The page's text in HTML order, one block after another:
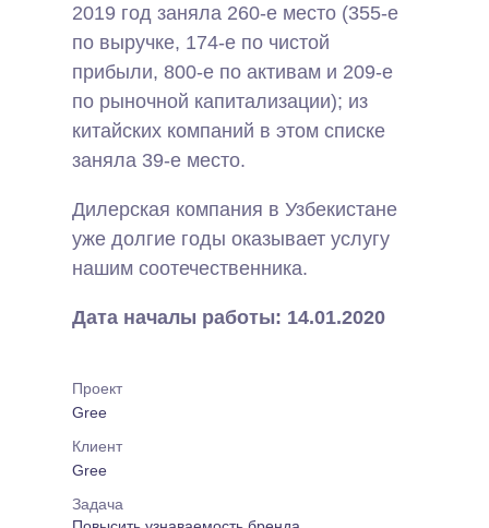
2019 год заняла 260-е место (355-е
по выручке, 174-е по чистой
прибыли, 800-е по активам и 209-е
по рыночной капитализации); из
китайских компаний в этом списке
заняла 39-е место.
Дилерская компания в Узбекистане
уже долгие годы оказывает услугу
нашим соотечественника.
Дата началы работы: 14.01.2020
Проект
Gree
Клиент
Gree
Задача